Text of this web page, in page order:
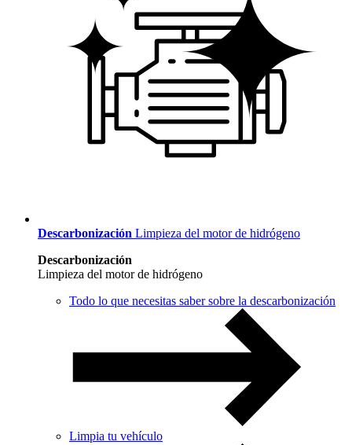
Descarbonización Limpieza del motor de hidrógeno
Descarbonización
Limpieza del motor de hidrógeno
Todo lo que necesitas saber sobre la descarbonización
Limpia tu vehículo